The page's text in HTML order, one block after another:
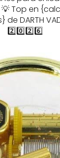
Top en
DARTH
2️⃣0️⃣2️⃣6️⃣